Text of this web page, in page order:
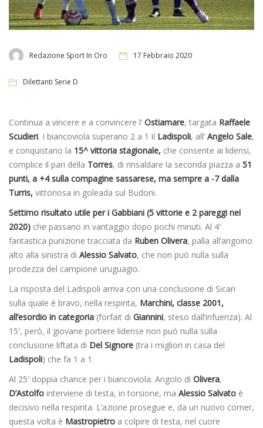
Redazione Sport In Oro 17 Febbraio 2020
Dilettanti Serie D
Continua a vincere e a convincere l’ Ostiamare, targata Raffaele
Scudieri. I biancoviola superano 2 a 1 il Ladispoli, all’ Angelo Sale,
e conquistano la 15^ vittoria stagionale, che consente ai lidensi,
complice il pari della Torres, di rinsaldare la seconda piazza a 51
punti, a +4 sulla compagine sassarese, ma sempre a -7 dalla
Turris, vittoriosa in goleada sul Budoni.
Settimo risultato utile per i Gabbiani (5 vittorie e 2 pareggi nel
2020) che passano in vantaggio dopo pochi minuti. Al 4′
fantastica punizione tracciata da Ruben Olivera, palla all’angoino
alto alla sinistra di Alessio Salvato, che non può nulla sulla
prodezza del campione uruguagio.
La risposta del Ladispoli arriva con una conclusione di Sicari
sulla quale è bravo, nella respinta, Marchini, classe 2001,
all’esordio in categoria (forfait di Giannini, steso dall’infuenza). Al
15′, però, il giovane portiere lidense non può nulla sulla
conclusione liftata di Del Signore (tra i migliori in casa del
Ladispoli) che fa 1 a 1.
Al 25′ doppia chance per i biancoviola. Angolo di Olivera,
D’Astolfo interviene di testa, in torsione, ma Alessio Salvato è
decisivo nella respinta. L’azione prosegue e, da un nuovo corner,
questa volta è Mastropietro a colpire di testa, nel cuore